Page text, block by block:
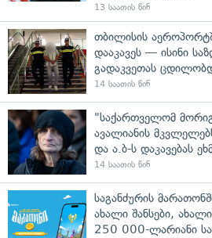
13 საათის წინ
თბილისის
დააკავეს — ისინი
გადაკვეთას
14 საათის წინ
"საქართველომ
ავალიანის
და ა.ბ-ს დაკავებას
14 საათის წინ
საგანძურის
ახალი შანსები,
250 000-ლარიანი